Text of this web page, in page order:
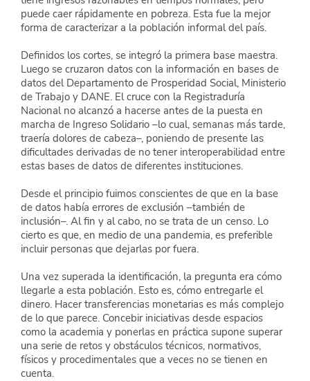
puede caer rápidamente en pobreza. Esta fue la mejor
forma de caracterizar a la población informal del país.
Definidos los cortes, se integró la primera base maestra.
Luego se cruzaron datos con la información en bases de
datos del Departamento de Prosperidad Social, Ministerio
de Trabajo y DANE. El cruce con la Registraduría
Nacional no alcanzó a hacerse antes de la puesta en
marcha de Ingreso Solidario –lo cual, semanas más tarde,
traería dolores de cabeza–, poniendo de presente las
dificultades derivadas de no tener interoperabilidad entre
estas bases de datos de diferentes instituciones.
Desde el principio fuimos conscientes de que en la base
de datos había errores de exclusión –también de
inclusión–. Al fin y al cabo, no se trata de un censo. Lo
cierto es que, en medio de una pandemia, es preferible
incluir personas que dejarlas por fuera.
Una vez superada la identificación, la pregunta era cómo
llegarle a esta población. Esto es, cómo entregarle el
dinero. Hacer transferencias monetarias es más complejo
de lo que parece. Concebir iniciativas desde espacios
como la academia y ponerlas en práctica supone superar
una serie de retos y obstáculos técnicos, normativos,
físicos y procedimentales que a veces no se tienen en
cuenta.